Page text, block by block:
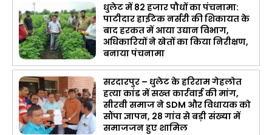
धुलेट में 82 हजार पौधों का पंचनामा:
पाटीदार हाईटेक नर्सरी की शिकायत के
बाद हरकत में आया उद्यान विभाग,
अधिकारियों ने खेतों का किया निरीक्षण,
बनाया पंचनामा
सरदारपुर – धुलेट के हरिराम गेहलोत
हत्या कांड में सख्त कार्रवाई की मांग,
सीरवी समाज ने SDM और विधायक को
सौंपा ज्ञापन, 28 गांव से बड़ी संख्या में
समाजजन हुए शामिल